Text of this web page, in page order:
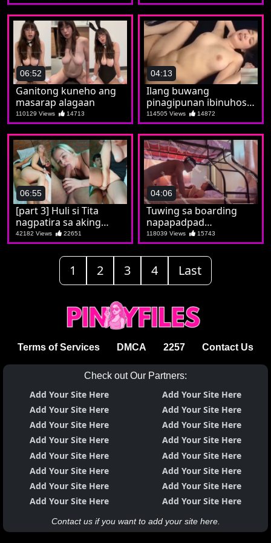
na sya ay isang puta
06:52
Ganitong kuneho ang
masarap alagaan
110129 Views 14713
04:13
Ilang buwang
pinagipunan ibinuhos
lahat kay Jilian
114505 Views 14872
06:55
[part 3] Huli si Tita
nagpatira sa aking
tropa
42182 Views 22651
04:06
Tuwing sa boarding
napapadpad
nadidiligan si Soledad
118039 Views 15743
1 2 3 4 Last
Terms of Services DMCA 2257 Contact Us
Check out Our Partners:
Add Your Site Here
Add Your Site Here
Add Your Site Here
Add Your Site Here
Add Your Site Here
Add Your Site Here
Add Your Site Here
Add Your Site Here
Add Your Site Here
Add Your Site Here
Add Your Site Here
Add Your Site Here
Add Your Site Here
Add Your Site Here
Add Your Site Here
Add Your Site Here
Contact us if you want to add your site here.